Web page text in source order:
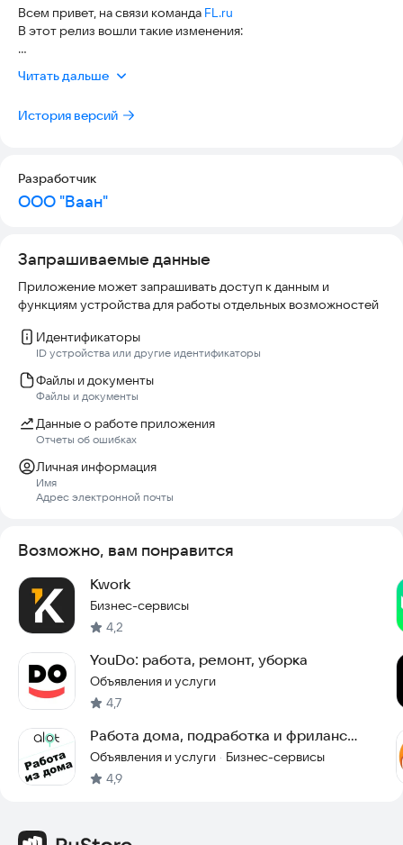
Менеджмент
— Реклама и Маркетинг
Таргетированная реклама
Контекстная реклама
— Аудио/Видео
— Фотография
— 3D Графика
— Архитектура/Интерьер
— Полиграфия
— Менеджмент
— Мобильные приложения
— Сети и инфосистемы
— Подработка
В нашем приложении удобно вести переписку и следить за
задачами. Если в сотрудничестве что-то пошло не так, вы
можете привлечь арбитраж FL.
Всем привет, на связи команда FL.ru
В этот релиз вошли такие изменения:
— Добавили бейдж «Доступно без PRO» в проекты
Для заказчиков:
— Добавили выбор стоимости часа и длительности
выполнения работы в создание заказа
Читать дальше
История версий
Разработчик
ООО "Ваан"
Запрашиваемые данные
Приложение может запрашивать доступ к данным и
функциям устройства для работы отдельных возможностей
Идентификаторы
ID устройства или другие идентификаторы
Файлы и документы
Файлы и документы
Данные о работе приложения
Отчеты об ошибках
Личная информация
Имя
Адрес электронной почты
Возможно, вам понравится
Kwork
Бизнес-сервисы
4,2
YouDo: работа, ремонт, уборка
Объявления и услуги
4,7
Работа дома, подработка и фриланс
ALOT.PRO
Объявления и услуги · Бизнес-сервисы
4,9